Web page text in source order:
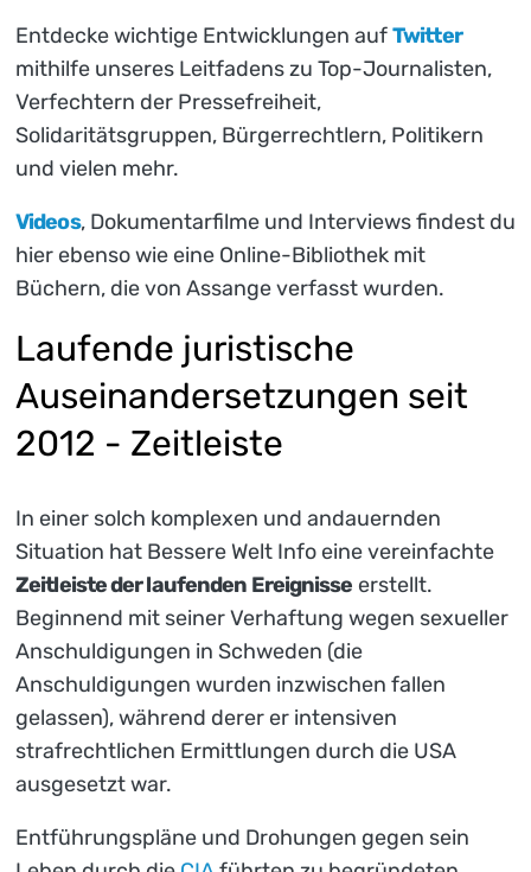
Entdecke wichtige Entwicklungen aufTwitter
mithilfe unseres Leitfadens zu Top-Journalisten,
Verfechtern der Pressefreiheit,
Solidaritätsgruppen, Bürgerrechtlern, Politikern
und vielen mehr.
Videos, Dokumentarfilme und Interviews findest du
hier ebenso wie eine Online-Bibliothek mit
Büchern, die von Assange verfasst wurden.
Laufende juristische
Auseinandersetzungen seit
2012 - Zeitleiste
In einer solch komplexen und andauernden
Situation hat Bessere Welt Info eine vereinfachte
Zeitleiste der laufenden Ereignisse erstellt.
Beginnend mit seiner Verhaftung wegen sexueller
Anschuldigungen in Schweden (die
Anschuldigungen wurden inzwischen fallen
gelassen), während derer er intensiven
strafrechtlichen Ermittlungen durch die USA
ausgesetzt war.
Entführungspläne und Drohungen gegen sein